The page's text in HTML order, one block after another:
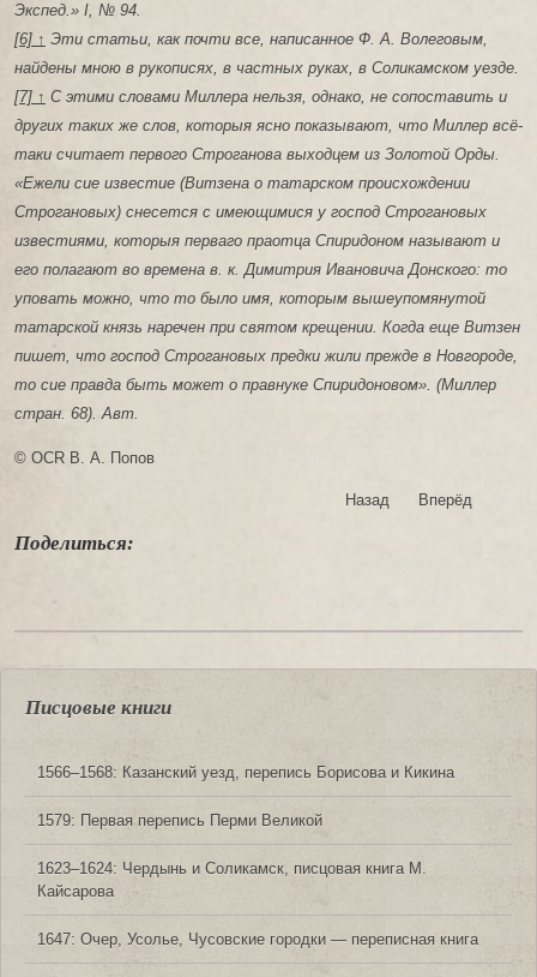
Экспед.» I, № 94.
[6] ↑ Эти статьи, как почти все, написанное Ф. А. Волеговым,
найдены мною в рукописях, в частных руках, в Соликамском уезде.
[7] ↑ С этими словами Миллера нельзя, однако, не сопоставить и
других таких же слов, которыя ясно показывают, что Миллер всё-
таки считает первого Строганова выходцем из Золотой Орды.
«Ежели сие известие (Витзена о татарском происхождении
Строгановых) снесется с имеющимися у господ Строгановых
известиями, которыя перваго праотца Спиридоном называют и
его полагают во времена в. к. Димитрия Ивановича Донского: то
уповать можно, что то было имя, которым вышеупомянутой
татарской князь наречен при святом крещении. Когда еще Витзен
пишет, что господ Строгановых предки жили прежде в Новгороде,
то сие правда быть может о правнуке Спиридоновом». (Миллер
стран. 68). Авт.
© OCR В. А. Попов
Назад Вперёд
Поделиться:
Писцовые книги
1566‒1568: Казанский уезд, перепись Борисова и Кикина
1579: Первая перепись Перми Великой
1623‒1624: Чердынь и Соликамск, писцовая книга М.
Кайсарова
1647: Очер, Усолье, Чусовские городки — переписная книга